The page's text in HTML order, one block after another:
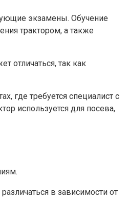
экзамены. Обучение
трактором, а также
отличаться, так как
где требуется специалист с
используется для посева,
в зависимости от